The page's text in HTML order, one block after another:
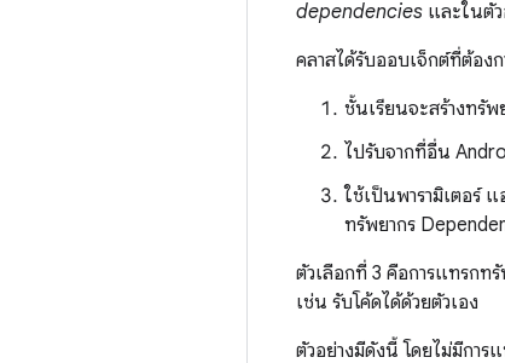
dependencies และในตั
คลาสได้รับออบเจ็กต์ที่ต้องก
ชั้นเรียนจะสร้างทรั
ไปรับจากที่อื่น
ใช้เป็นพารามิเตอร์
ทรัพยากร
ตัวเลือกที่ 3 คือการแทรกท
เช่น รับโค้ดได้ด้วยตัวเอง
ตัวอย่างมีดังนี้ โดยไม่มีกา